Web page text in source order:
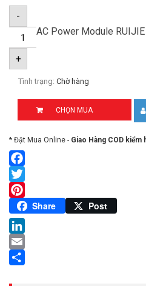
-
AC Power Module
+
Tình trạng: Chờ hàng
CHỌN MUA
* Đặt Mua Online - Giao Hàng COD kiểm
Facebook
Twitter
Pinterest
Share Post
LinkedIn
Email